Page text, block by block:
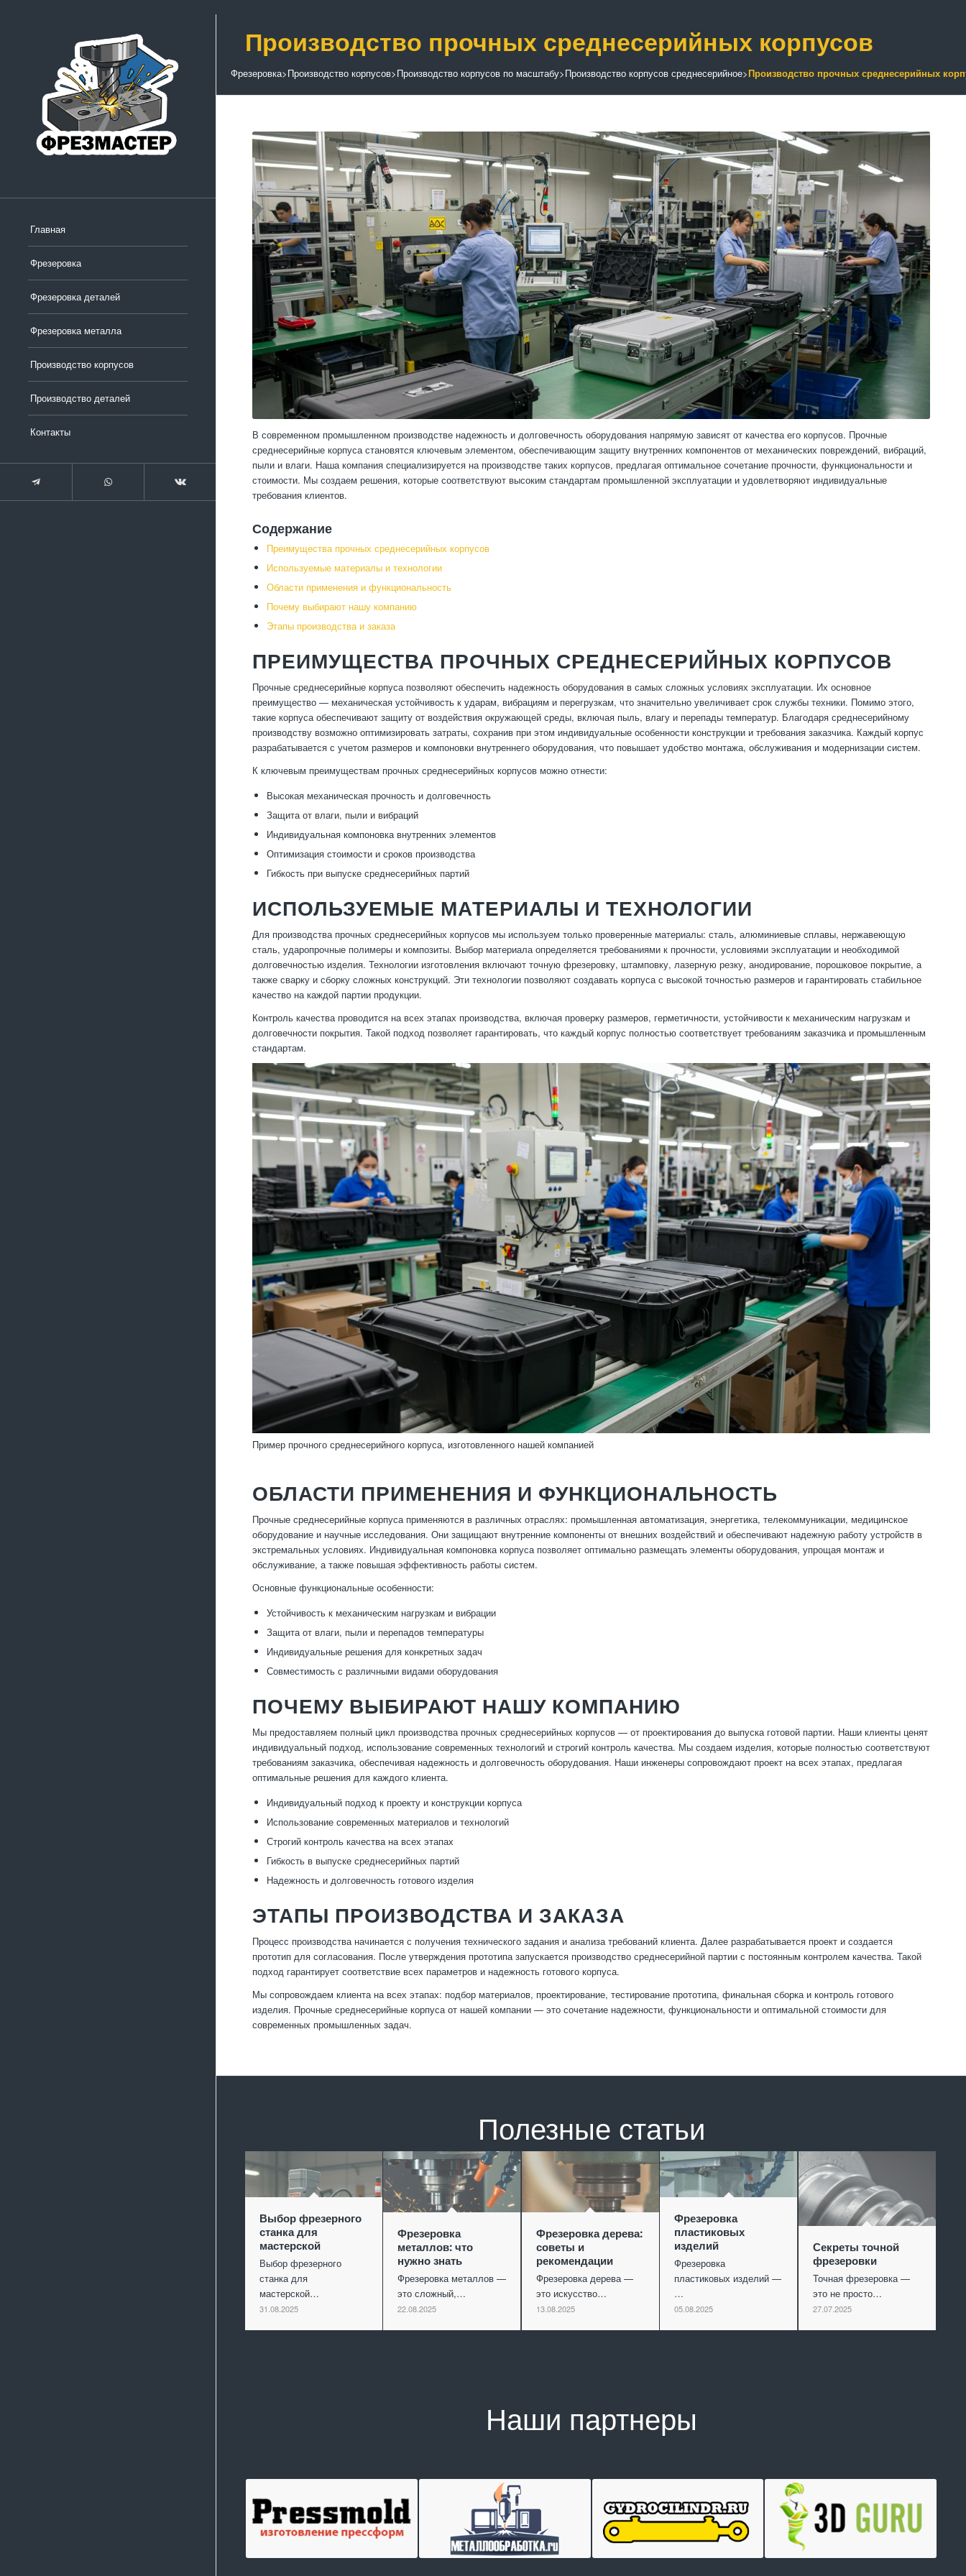
Главная
Фрезеровка
Фрезеровка деталей
Фрезеровка металла
Производство корпусов
Производство деталей
Контакты
Производство прочных среднесерийных корпусов
Фрезеровка>Производство корпусов>Производство корпусов по масштабу>Производство корпусов среднесерийное>Производство прочных среднесерийных
В современном промышленном производстве надежность и долговечность оборудования напрямую зависят от качества его корпусов. Прочные
среднесерийные корпуса становятся ключевым элементом, обеспечивающим защиту внутренних компонентов от механических повреждений, вибраций,
пыли и влаги. Наша компания специализируется на производстве таких корпусов, предлагая оптимальное сочетание прочности, функциональности и
стоимости. Мы создаем решения, которые соответствуют высоким стандартам промышленной эксплуатации и удовлетворяют индивидуальные
требования клиентов.
Содержание
Преимущества прочных среднесерийных корпусов
Используемые материалы и технологии
Области применения и функциональность
Почему выбирают нашу компанию
Этапы производства и заказа
ПРЕИМУЩЕСТВА ПРОЧНЫХ СРЕДНЕСЕРИЙНЫХ КОРПУСОВ
Прочные среднесерийные корпуса позволяют обеспечить надежность оборудования в самых сложных условиях эксплуатации. Их основное
преимущество — механическая устойчивость к ударам, вибрациям и перегрузкам, что значительно увеличивает срок службы техники. Помимо этого,
такие корпуса обеспечивают защиту от воздействия окружающей среды, включая пыль, влагу и перепады температур. Благодаря среднесерийному
производству возможно оптимизировать затраты, сохранив при этом индивидуальные особенности конструкции и требования заказчика. Каждый корпус
разрабатывается с учетом размеров и компоновки внутреннего оборудования, что повышает удобство монтажа, обслуживания и модернизации систем.
К ключевым преимуществам прочных среднесерийных корпусов можно отнести:
Высокая механическая прочность и долговечность
Защита от влаги, пыли и вибраций
Индивидуальная компоновка внутренних элементов
Оптимизация стоимости и сроков производства
Гибкость при выпуске среднесерийных партий
ИСПОЛЬЗУЕМЫЕ МАТЕРИАЛЫ И ТЕХНОЛОГИИ
Для производства прочных среднесерийных корпусов мы используем только проверенные материалы: сталь, алюминиевые сплавы, нержавеющую
сталь, ударопрочные полимеры и композиты. Выбор материала определяется требованиями к прочности, условиями эксплуатации и необходимой
долговечностью изделия. Технологии изготовления включают точную фрезеровку, штамповку, лазерную резку, анодирование, порошковое покрытие, а
также сварку и сборку сложных конструкций. Эти технологии позволяют создавать корпуса с высокой точностью размеров и гарантировать стабильное
качество на каждой партии продукции.
Контроль качества проводится на всех этапах производства, включая проверку размеров, герметичности, устойчивости к механическим нагрузкам и
долговечности покрытия. Такой подход позволяет гарантировать, что каждый корпус полностью соответствует требованиям заказчика и промышленным
стандартам.
Пример прочного среднесерийного корпуса, изготовленного нашей компанией
ОБЛАСТИ ПРИМЕНЕНИЯ И ФУНКЦИОНАЛЬНОСТЬ
Прочные среднесерийные корпуса применяются в различных отраслях: промышленная автоматизация, энергетика, телекоммуникации, медицинское
оборудование и научные исследования. Они защищают внутренние компоненты от внешних воздействий и обеспечивают надежную работу устройств в
экстремальных условиях. Индивидуальная компоновка корпуса позволяет оптимально размещать элементы оборудования, упрощая монтаж и
обслуживание, а также повышая эффективность работы систем.
Основные функциональные особенности:
Устойчивость к механическим нагрузкам и вибрации
Защита от влаги, пыли и перепадов температуры
Индивидуальные решения для конкретных задач
Совместимость с различными видами оборудования
ПОЧЕМУ ВЫБИРАЮТ НАШУ КОМПАНИЮ
Мы предоставляем полный цикл производства прочных среднесерийных корпусов — от проектирования до выпуска готовой партии. Наши клиенты ценят
индивидуальный подход, использование современных технологий и строгий контроль качества. Мы создаем изделия, которые полностью соответствуют
требованиям заказчика, обеспечивая надежность и долговечность оборудования. Наши инженеры сопровождают проект на всех этапах, предлагая
оптимальные решения для каждого клиента.
Индивидуальный подход к проекту и конструкции корпуса
Использование современных материалов и технологий
Строгий контроль качества на всех этапах
Гибкость в выпуске среднесерийных партий
Надежность и долговечность готового изделия
ЭТАПЫ ПРОИЗВОДСТВА И ЗАКАЗА
Процесс производства начинается с получения технического задания и анализа требований клиента. Далее разрабатывается проект и создается
прототип для согласования. После утверждения прототипа запускается производство среднесерийной партии с постоянным контролем качества. Такой
подход гарантирует соответствие всех параметров и надежность готового корпуса.
Мы сопровождаем клиента на всех этапах: подбор материалов, проектирование, тестирование прототипа, финальная сборка и контроль готового
изделия. Прочные среднесерийные корпуса от нашей компании — это сочетание надежности, функциональности и оптимальной стоимости для
современных промышленных задач.
Полезные статьи
Выбор фрезерного
станка для
мастерской
Выбор фрезерного
станка для
мастерской…
31.08.2025
Фрезеровка
металлов: что
нужно знать
Фрезеровка металлов —
это сложный,…
22.08.2025
Фрезеровка дерева:
советы и
рекомендации
Фрезеровка дерева —
это искусство…
13.08.2025
Фрезеровка
пластиковых
изделий
Фрезеровка
пластиковых изделий —
…
05.08.2025
Секреты точной
фрезеровки
Точная фрезеровка —
это не просто…
27.07.2025
Наши партнеры